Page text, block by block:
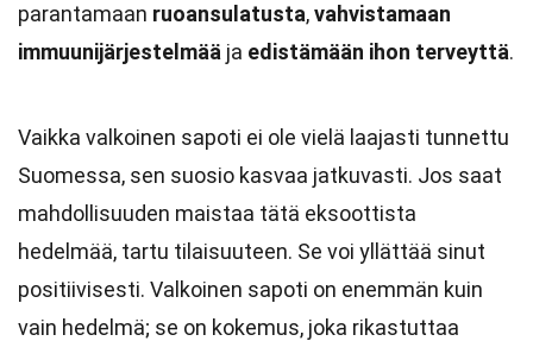
parantamaan ruoansulatusta,vahvistamaan
immuunijärjestelmää ja edistämään ihon terveyttä.
Vaikka valkoinen sapoti ei ole vielä laajasti tunnettu
Suomessa, sen suosio kasvaa jatkuvasti. Jos saat
mahdollisuuden maistaa tätä eksoottista
hedelmää, tartu tilaisuuteen. Se voi yllättää sinut
positiivisesti. Valkoinen sapoti on enemmän kuin
vain hedelmä; se on kokemus, joka rikastuttaa